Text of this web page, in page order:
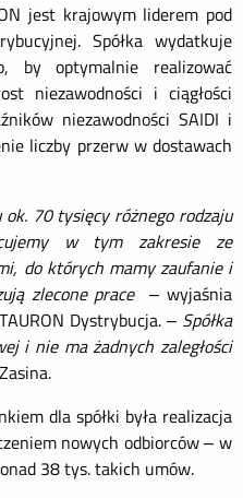
jest krajowym liderem pod
Spółka wydatkuje
by optymalnie realizować
niezawodności i ciągłości
niezawodności SAIDI i
liczby przerw w dostawach
ok. 70 tysięcy różnego rodzaju
w tym zakresie ze
do których mamy zaufanie i
zlecone prace – wyjaśnia
Dystrybucja. – Spółka
i nie ma żadnych zaległości
dla spółki była realizacja
nowych odbiorców – w
38 tys. takich umów.